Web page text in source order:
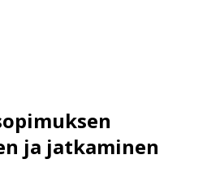
ja jatkaminen